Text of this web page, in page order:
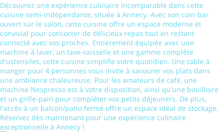
Découvrez une expérience culinaire incomparable dans cette
cuisine semi-indépendante, située à Annecy. Avec son coin bar
ouvert sur le salon, cette cuisine offre un espace moderne et
convivial pour concocter de délicieux repas tout en restant
connecté avec vos proches. Entièrement équipée avec une
machine à laver, un lave-vaisselle et une gamme complète
d'ustensiles, cette cuisine simplifie votre quotidien. Une table à
manger pour 4 personnes vous invite à savourer vos plats dans
une ambiance chaleureuse. Pour les amateurs de café, une
machine Nespresso est à votre disposition, ainsi qu'une bouilloire
et un grille-pain pour compléter vos petits déjeuners. De plus,
l'accès à un balcon/patio fermé offre un espace idéal de stockage.
Réservez dès maintenant pour une expérience culinaire
exceptionnelle à Annecy !